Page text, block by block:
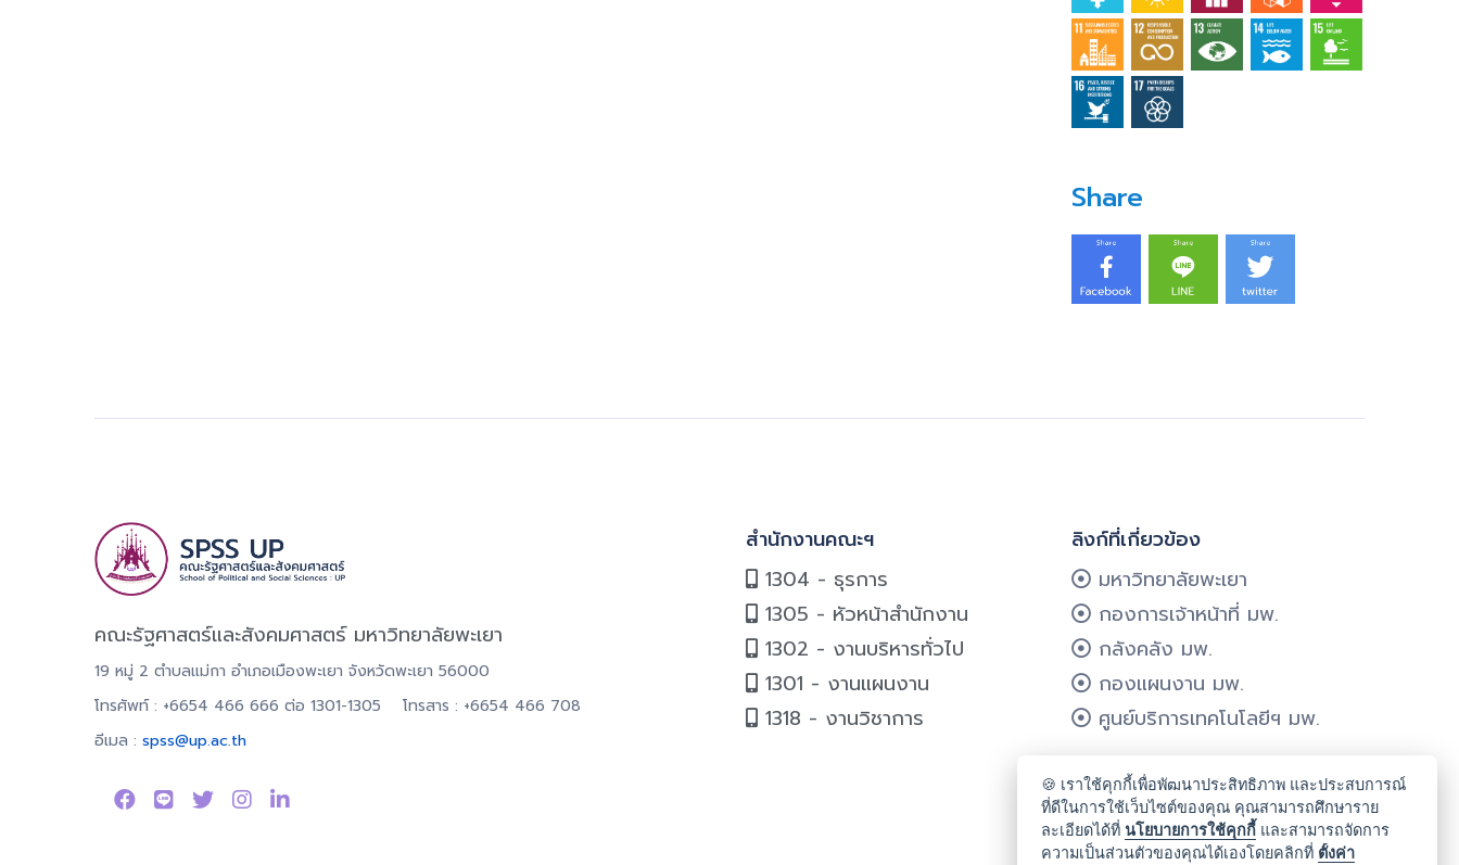
Share
คณะรัฐศาสตร์และสังคมศาสตร์ มหาวิทยาลัยพะเยา
19 หมู่ 2 ตำบลแม่กา อำเภอเมืองพะเยา จังหวัดพะเยา 56000
โทรศัพท์ : +6654 466 666 ต่อ 1301-1305 โทรสาร : +6654 466 708
อีเมล : spss@up.ac.th
สำนักงานคณะฯ
1304 - ธุรการ
1305 - หัวหน้าสำนักงาน
1302 - งานบริหารทั่วไป
1301 - งานแผนงาน
1318 - งานวิชาการ
ลิงก์ที่เกี่ยวข้อง
มหาวิทยาลัยพะเยา
กองการเจ้าหน้าที่ มพ.
กลังคลัง มพ.
กองแผนงาน มพ.
ศูนย์บริการเทคโนโลยีฯ มพ.
🍪 เราใช้คุกกี้เพื่อพัฒนาประสิทธิภาพ และประสบการณ์
ที่ดีในการใช้เว็บไซต์ของคุณ คุณสามารถศึกษาราย
ละเอียดได้ที่นโยบายการใช้คุกกี้ และสามารถจัดการ
ความเป็นส่วนตัวของคุณได้เองโดยคลิกที่ ตั้งค่า